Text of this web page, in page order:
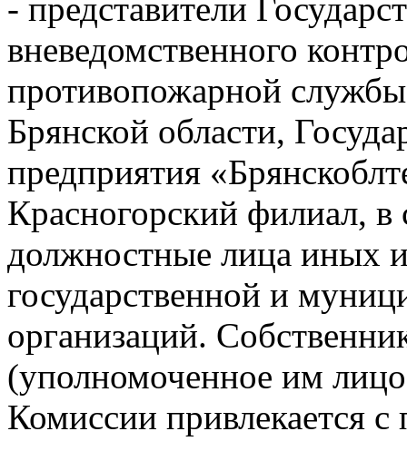
- представители
вневедомственного
противопожарной
Брянской области,
предприятия
Красногорский филиал, в
должностные лица иных
государственной и
организаций.
(уполномоченное им
Комиссии привлекается с